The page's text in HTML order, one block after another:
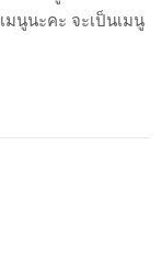
มนูนะคะ จะเป็นเมนู